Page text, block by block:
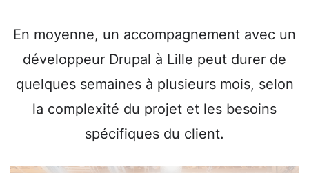
En moyenne, un accompagnement avec un
développeur Drupal à Lille peut durer de
quelques semaines à plusieurs mois, selon
la complexité du projet et les besoins
spécifiques du client.